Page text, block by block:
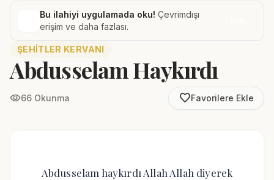
Bu ilahiyi uygulamada oku! Çevrimdışı
erişim ve daha fazlası.
ŞEHITLER KERVANI
Abdusselam Haykırdı
visibility66 Okunma favorite_borderFavorilere Ekle
Abdusselam haykırdı Allah Allah diyerek